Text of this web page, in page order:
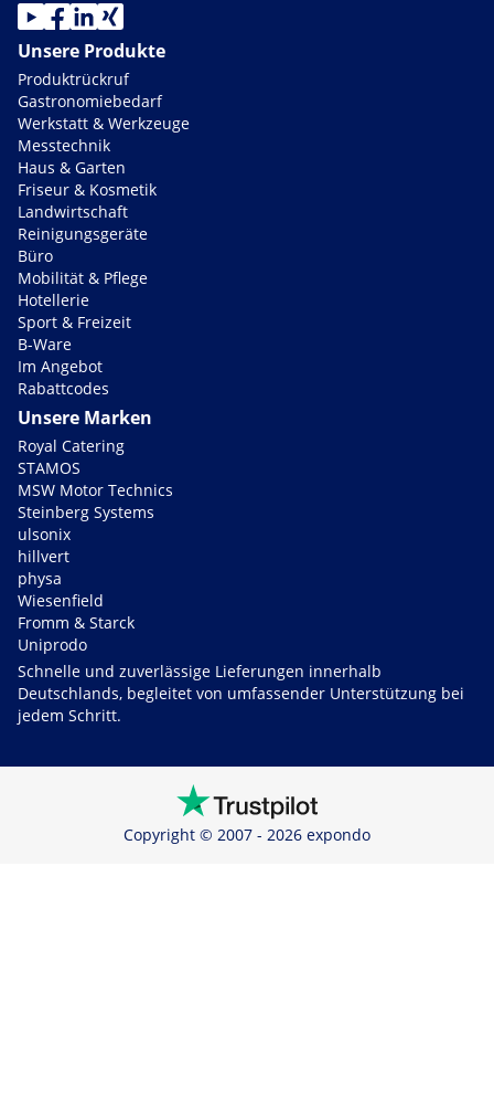
Unsere Produkte
Produktrückruf
Gastronomiebedarf
Werkstatt & Werkzeuge
Messtechnik
Haus & Garten
Friseur & Kosmetik
Landwirtschaft
Reinigungsgeräte
Büro
Mobilität & Pflege
Hotellerie
Sport & Freizeit
B-Ware
Im Angebot
Rabattcodes
Unsere Marken
Royal Catering
STAMOS
MSW Motor Technics
Steinberg Systems
ulsonix
hillvert
physa
Wiesenfield
Fromm & Starck
Uniprodo
Schnelle und zuverlässige Lieferungen innerhalb
Deutschlands, begleitet von umfassender Unterstützung bei
jedem Schritt.
Copyright © 2007 - 2026 expondo